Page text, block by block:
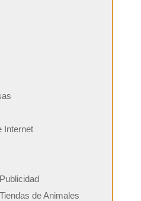
Internet
de Animales